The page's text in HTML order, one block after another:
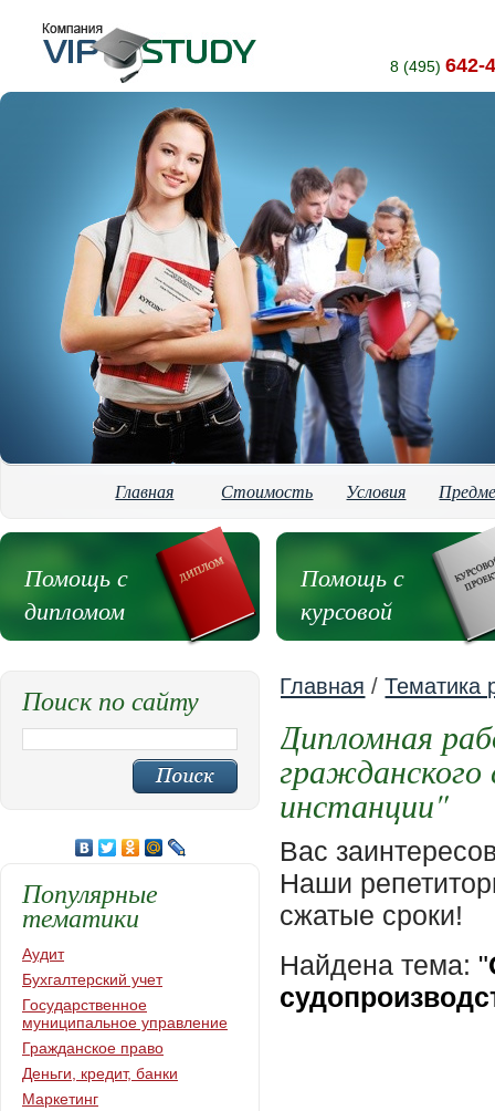
8 (495) 642-
Главная Стоимость Условия
Помощь с
дипломом
Помощь с
курсовой
Главная /Тематика
Дипломная
гражданского
инстанции"
Вас
Наши
сжатые сроки!
Найдена тема: "
Поиск по сайту
Популярные
тематики
Аудит
Бухгалтерский учет
Государственное
муниципальное управление
Гражданское право
Деньги, кредит, банки
Маркетинг